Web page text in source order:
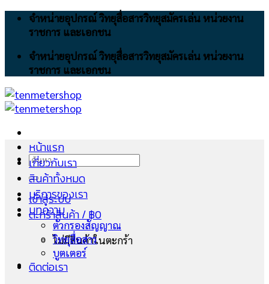
Skip
จำหน่ายอุปกรณ์ วิทยุสื่อสารวิทยุสมัครเล่น หน่วยงาน
ราชการ และเอกชน
จำหน่ายอุปกรณ์ วิทยุสื่อสารวิทยุสมัครเล่น หน่วยงาน
ราชการ และเอกชน
ค้นหา:
เข้าสู่ระบบ
ตะกร้าสินค้า /฿0
ไม่มีสินค้าในตะกร้า
หน้าแรก
เกี่ยวกับเรา
สินค้าทั้งหมด
บริการของเรา
บทความ
ตัวกรองสัญญาณ
วิทยุสื่อสาร
บูตเตอร์
ติดต่อเรา